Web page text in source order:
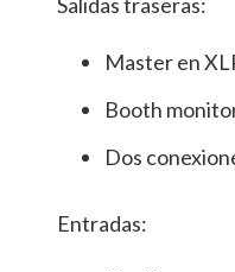
Master en
Booth
Dos
Entradas: